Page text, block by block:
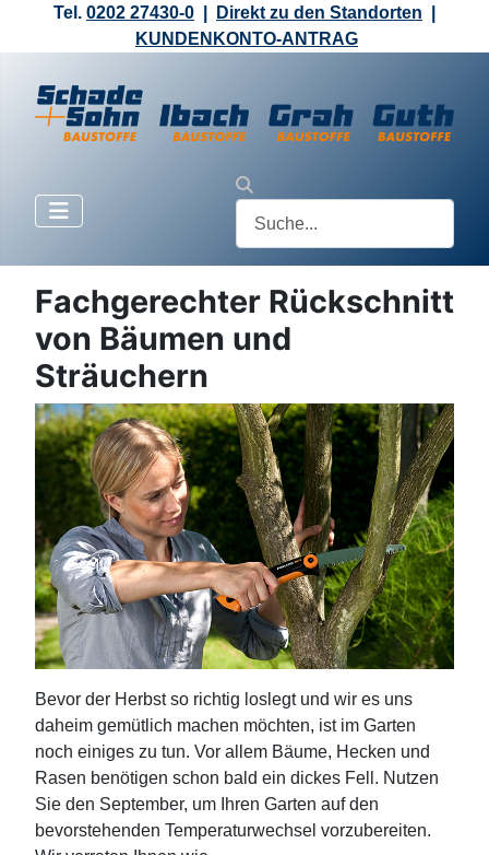
Tel. 0202 27430-0 Direkt zu den Standorten
KUNDENKONTO-ANTRAG
Fachgerechter Rückschnitt
von Bäumen und
Sträuchern
Bevor der Herbst so richtig loslegt und wir es uns
daheim gemütlich machen möchten, ist im Garten
noch einiges zu tun. Vor allem Bäume, Hecken und
Rasen benötigen schon bald ein dickes Fell. Nutzen
Sie den September, um Ihren Garten auf den
bevorstehenden Temperaturwechsel vorzubereiten.